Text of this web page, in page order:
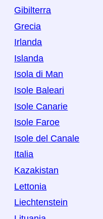
Gibilterra
Grecia
Irlanda
Islanda
Isola di Man
Isole Baleari
Isole Canarie
Isole Faroe
Isole del Canale
Italia
Kazakistan
Lettonia
Liechtenstein